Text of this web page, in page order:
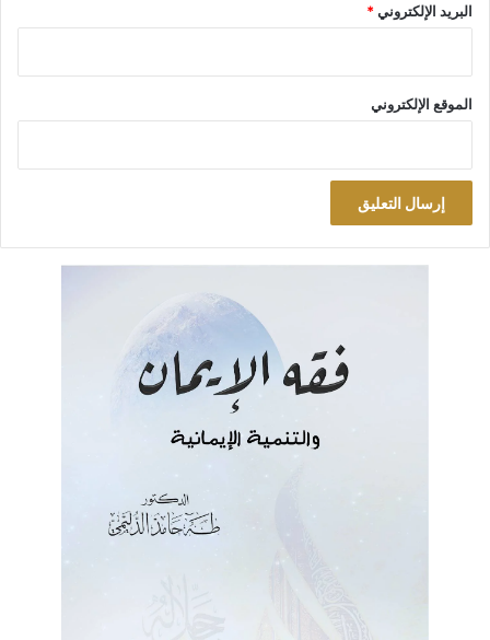
البريد الإلكتروني*
الموقع الإلكتروني